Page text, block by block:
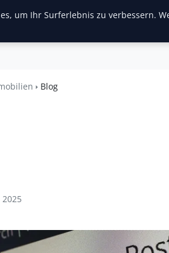
Blog
2025
um Ihr Surferlebnis zu verbessern.